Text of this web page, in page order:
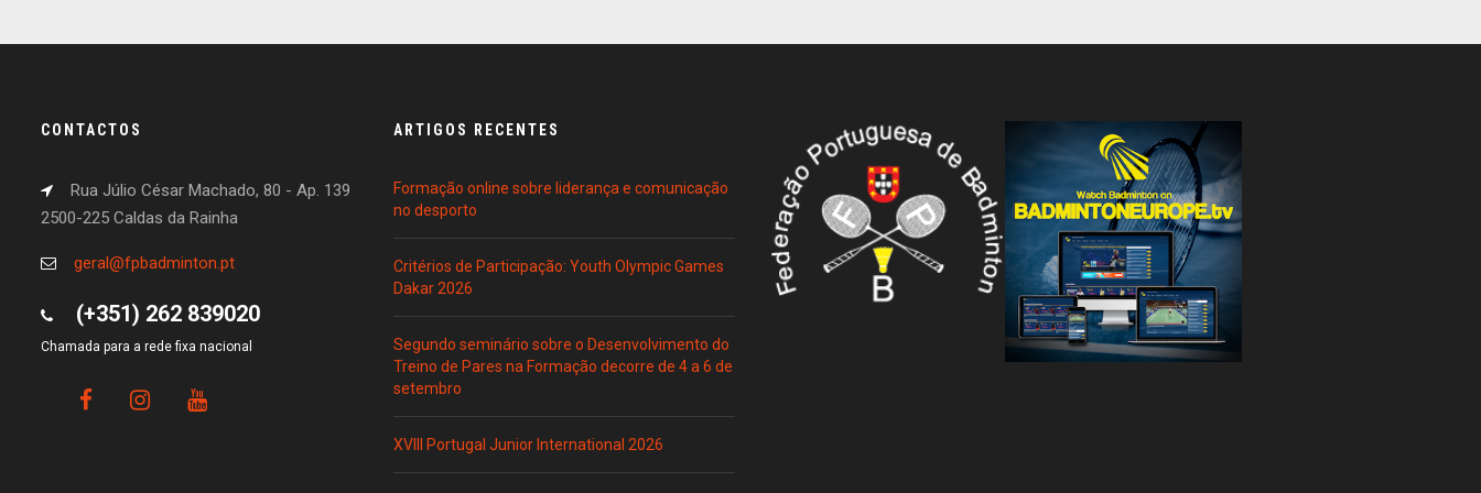
CONTACTOS
Rua Júlio César Machado, 80 - Ap. 139
2500-225 Caldas da Rainha
geral@fpbadminton.pt
(+351) 262 839020
Chamada para a rede fixa nacional
ARTIGOS RECENTES
Formação online sobre liderança e comunicação
no desporto
Critérios de Participação: Youth Olympic Games
Dakar 2026
Segundo seminário sobre o Desenvolvimento do
Treino de Pares na Formação decorre de 4 a 6 de
setembro
XVIII Portugal Junior International 2026